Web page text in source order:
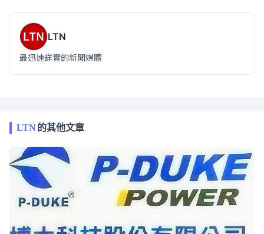
LTN
最迅速詳實的新聞媒體
LTN的其他文章